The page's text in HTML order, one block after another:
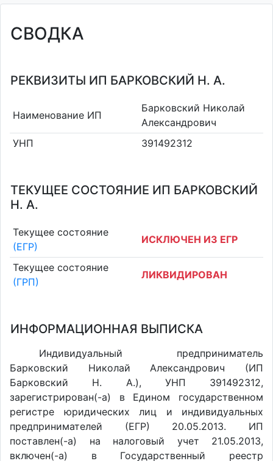
СВОДКА
РЕКВИЗИТЫ ИП БАРКОВСКИЙ Н. А.
Наименование ИП
Барковский Николай
Александрович
УНП
391492312
ТЕКУЩЕЕ СОСТОЯНИЕ ИП БАРКОВСКИЙ
Н. А.
Текущее состояние
(ЕГР)
ИСКЛЮЧЕН ИЗ ЕГР
Текущее состояние
(ГРП)
ЛИКВИДИРОВАН
ИНФОРМАЦИОННАЯ ВЫПИСКА
Индивидуальный предприниматель
Барковский Николай Александрович (ИП
Барковский Н. А.), УНП 391492312,
зарегистрирован(-а) в Едином государственном
регистре юридических лиц и индивидуальных
предпринимателей (ЕГР) 20.05.2013. ИП
поставлен(-a) на налоговый учет 21.05.2013,
включен(-a) в Государственный реестр